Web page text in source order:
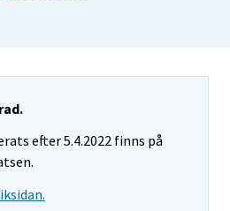
efter 5.4.2022 finns på